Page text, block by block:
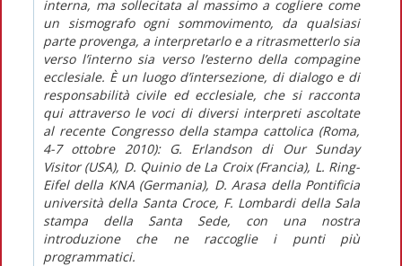
interna, ma sollecitata al massimo a cogliere come
un sismografo ogni sommovimento, da qualsiasi
parte provenga, a interpretarlo e a ritrasmetterlo sia
verso l’interno sia verso l’esterno della compagine
ecclesiale. È un luogo d’intersezione, di dialogo e di
responsabilità civile ed ecclesiale, che si racconta
qui attraverso le voci di diversi interpreti ascoltate
al recente Congresso della stampa cattolica (Roma,
4-7 ottobre 2010): G. Erlandson di Our Sunday
Visitor (USA), D. Quinio de La Croix (Francia), L. Ring-
Eifel della KNA (Germania), D. Arasa della Pontificia
università della Santa Croce, F. Lombardi della Sala
stampa della Santa Sede, con una nostra
introduzione che ne raccoglie i punti più
programmatici.